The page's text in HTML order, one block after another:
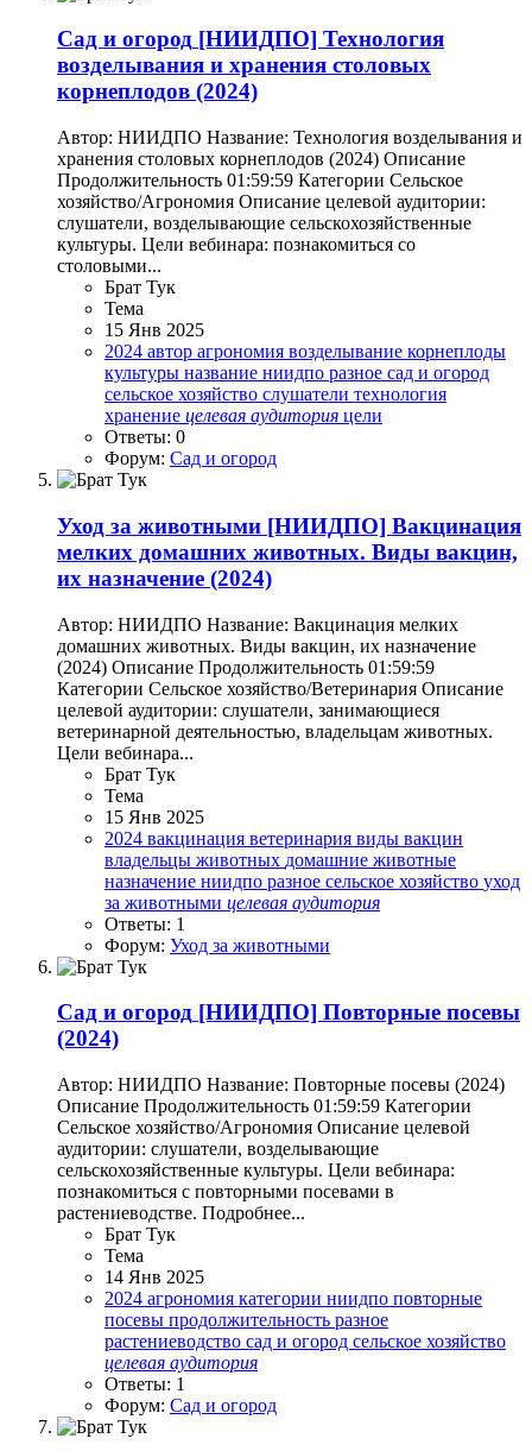
Сад и огород [НИИДПО] Технология
возделывания и хранения столовых
корнеплодов (2024)
Автор: НИИДПО Название: Технология возделывания и
хранения столовых корнеплодов (2024) Описание
Продолжительность 01:59:59 Категории Сельское
хозяйство/Агрономия Описание целевой аудитории:
слушатели, возделывающие сельскохозяйственные
культуры. Цели вебинара: познакомиться со
столовыми...
Брат Тук
Тема
15 Янв 2025
2024 автор агрономия возделывание корнеплоды
культуры название ниидпо разное сад и огород
сельское хозяйство слушатели технология
хранение целевая аудитория цели
Ответы: 0
Форум: Сад и огород
Уход за животными [НИИДПО] Вакцинация
мелких домашних животных. Виды вакцин,
их назначение (2024)
Автор: НИИДПО Название: Вакцинация мелких
домашних животных. Виды вакцин, их назначение
(2024) Описание Продолжительность 01:59:59
Категории Сельское хозяйство/Ветеринария Описание
целевой аудитории: слушатели, занимающиеся
ветеринарной деятельностью, владельцам животных.
Цели вебинара...
Брат Тук
Тема
15 Янв 2025
2024 вакцинация ветеринария виды вакцин
владельцы животных домашние животные
назначение ниидпо разное сельское хозяйство уход
за животными целевая аудитория
Ответы: 1
Форум: Уход за животными
Сад и огород [НИИДПО] Повторные посевы
(2024)
Автор: НИИДПО Название: Повторные посевы (2024)
Описание Продолжительность 01:59:59 Категории
Сельское хозяйство/Агрономия Описание целевой
аудитории: слушатели, возделывающие
сельскохозяйственные культуры. Цели вебинара:
познакомиться с повторными посевами в
растениеводстве. Подробнее...
Брат Тук
Тема
14 Янв 2025
2024 агрономия категории ниидпо повторные
посевы продолжительность разное
растениеводство сад и огород сельское хозяйство
целевая аудитория
Ответы: 1
Форум: Сад и огород